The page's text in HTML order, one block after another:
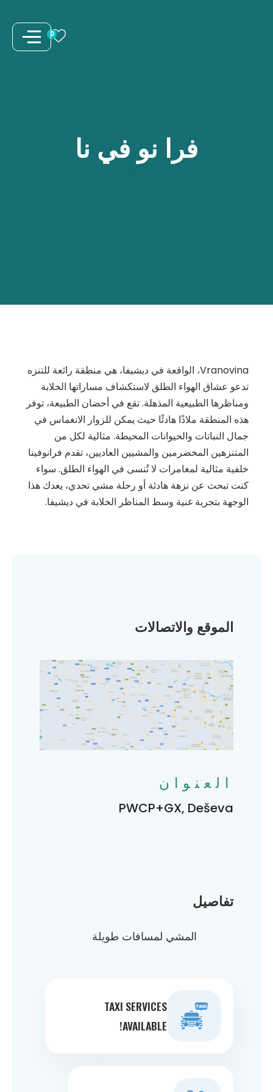
0
فرا نو في نا
Vranovina، الواقعة في ديشيفا، هي منطقة رائعة للتنزه
تدعو عشاق الهواء الطلق لاستكشاف مساراتها الخلابة
ومناظرها الطبيعية المذهلة. تقع في أحضان الطبيعة، توفر
هذه المنطقة ملاذًا هادئًا حيث يمكن للزوار الانغماس في
جمال النباتات والحيوانات المحيطة. مثالية لكل من
المتنزهين المخضرمين والمشيين العاديين، تقدم فرانوفينا
خلفية مثالية لمغامرات لا تُنسى في الهواء الطلق. سواء
كنت تبحث عن نزهة هادئة أو رحلة مشي تحدي، يعدك هذا
الوجهة بتجربة غنية وسط المناظر الخلابة في ديشيفا.
تفاصيل
المشي لمسافات طويلة
TAXI SERVICES
AVAILABLE!
الموقع والاتصالات
العنوان
PWCP+GX, Deševa